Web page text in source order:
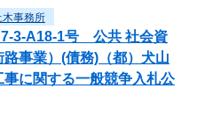
木事務所
3-A18-1号 公共 社会資
事業）(債務)（都）犬山
に関する一般競争入札公